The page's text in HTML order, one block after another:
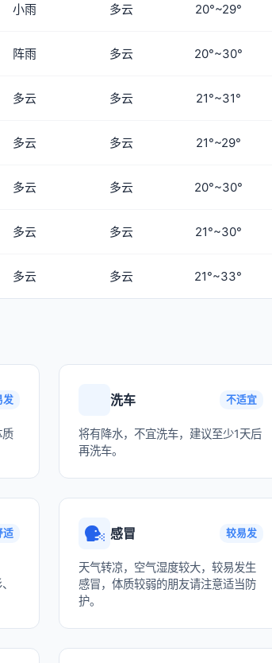
小雨 多云 20°~29°
阵雨 多云 20°~30°
多云 多云 21°~31°
多云 多云 21°~29°
多云 多云 20°~30°
多云 多云 21°~30°
多云 多云 21°~33°
发 洗车 不适宜
将有降水，不宜洗车，建议至少1天后
再洗车。
适 感冒 较易发
天气转凉，空气湿度较大，较易发生
感冒，体质较弱的朋友请注意适当防
护。